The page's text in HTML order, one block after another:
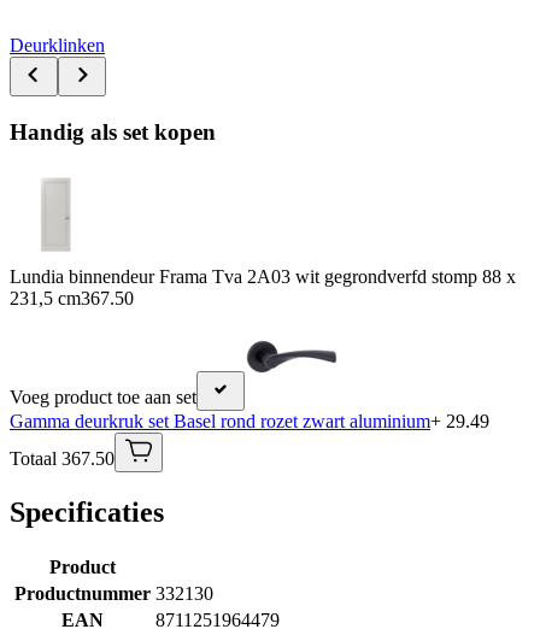
Deurklinken
Handig als set kopen
Lundia binnendeur Frama Tva 2A03 wit gegrondverfd stomp 88 x
231,5 cm367.50
Voeg product toe aan set
Gamma deurkruk set Basel rond rozet zwart aluminium+ 29.49
Totaal 367.50
Specificaties
Product
Productnummer 332130
EAN
8711251964479